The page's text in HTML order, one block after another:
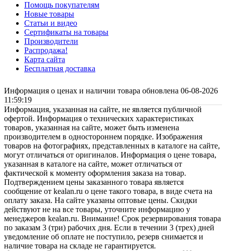
Помощь покупателям
Новые товары
Статьи и видео
Сертификаты на товары
Производители
Распродажа!
Карта сайта
Бесплатная доставка
Информация о ценах и наличии товара обновлена 06-08-2026
11:59:19
Информация, указанная на сайте, не является публичной
офертой. Информация о технических характеристиках
товаров, указанная на сайте, может быть изменена
производителем в одностороннем порядке. Изображения
товаров на фотографиях, представленных в каталоге на сайте,
могут отличаться от оригиналов. Информация о цене товара,
указанная в каталоге на сайте, может отличаться от
фактической к моменту оформления заказа на товар.
Подтверждением цены заказанного товара является
сообщение от kealan.ru о цене такого товара, в виде счета на
оплату заказа. На сайте указаны оптовые цены. Скидки
действуют не на все товары, уточните информацию у
менеджеров kealan.ru. Внимание! Срок резервирования товара
по заказам 3 (три) рабочих дня. Если в течении 3 (трех) дней
уведомление об оплате не поступило, резерв снимается и
наличие товара на складе не гарантируется.